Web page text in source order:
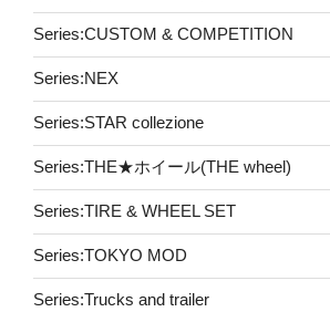
Series:CUSTOM & COMPETITION
Series:NEX
Series:STAR collezione
Series:THE★ホイール(THE wheel)
Series:TIRE & WHEEL SET
Series:TOKYO MOD
Series:Trucks and trailer